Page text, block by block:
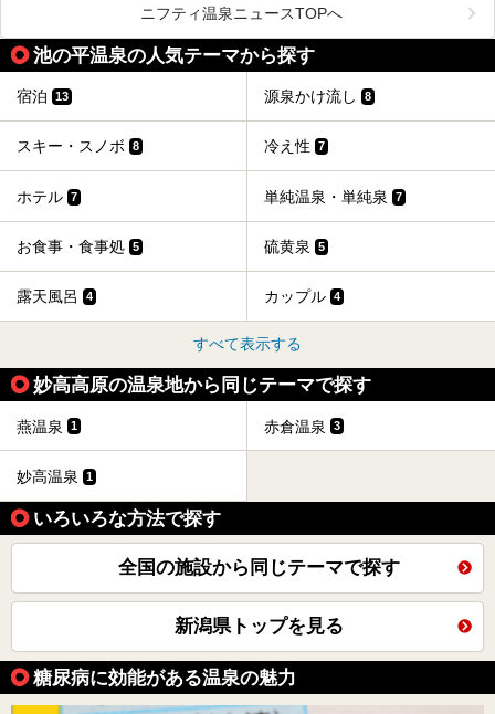
す。
この記事では、弥彦温泉の宿泊に最適なおすすめ宿や、日帰
り施設、グルメスポット、弥彦の自然を堪能できる観光スポ
ットをご紹介します。初めての弥彦温泉旅行を計画している
方に向けて、弥彦温泉の魅力を存分にお伝えしますので、ぜ
ひ参考にしてみてくださいね！
ニフティ温泉ニュースTOPへ
池の平温泉の人気テーマから探す
宿泊 13 源泉かけ流し 8
スキー・スノボ 8 冷え性 7
ホテル 7 単純温泉・単純泉 7
お食事・食事処 5 硫黄泉 5
露天風呂 4 カップル 4
すべて表示する
妙高高原の温泉地から同じテーマで探す
燕温泉 1 赤倉温泉 3
妙高温泉 1
いろいろな方法で探す
全国の施設から同じテーマで探す
新潟県トップを見る
糖尿病に効能がある温泉の魅力